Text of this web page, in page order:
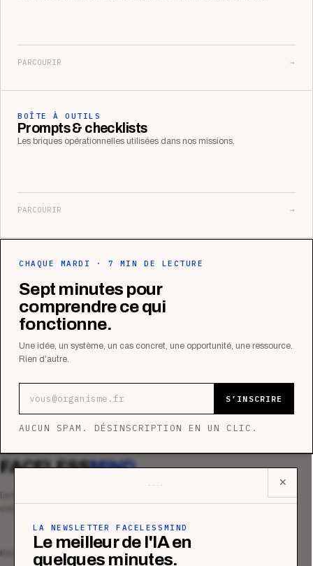
PARCOURIR →
BOÎTE À OUTILS
Prompts & checklists
Les briques opérationnelles utilisées dans nos missions.
PARCOURIR →
CHAQUE MARDI · 7 MIN DE LECTURE
Sept minutes pour
comprendre ce qui
fonctionne.
Une idée, un système, un cas concret, une opportunité, une ressource.
Rien d’autre.
S’INSCRIRE
AUCUN SPAM. DÉSINSCRIPTION EN UN CLIC.
✕
LA NEWSLETTER FACELESSMIND
Le meilleur de l'IA en
quelques minutes.
FACELESSMIND
Le média qui mesurent la performance
commerciale des organismes de formation.
MAGAZINE